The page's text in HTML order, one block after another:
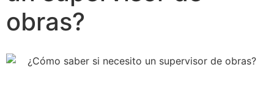
obras?